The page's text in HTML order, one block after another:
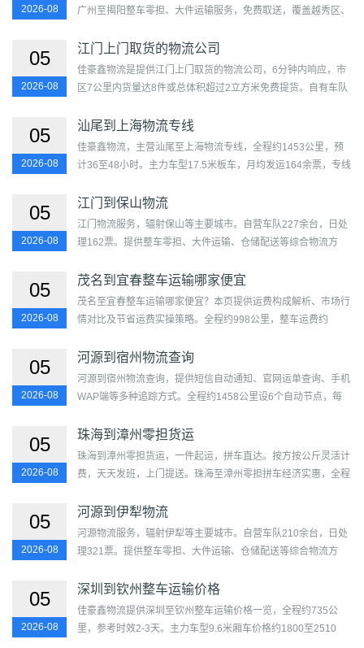
2026-08
广州至揭阳整车零担、大件运输服务，免费取送，覆盖越秀区、
区、...
05
2026-08
江门上门取货的物流公司
佳豪鑫物流是提供江门上门取货的物流公司，6分钟内响应，市
区7公里内货量达8件或总体积超过2立方米免费提货。自有车队
市...
05
2026-08
汕尾到上海物流专线
佳豪鑫物流，主营汕尾至上海物流专线，全程约1453公里，预
计36至48小时。主力车型17.5米板车，月均发运164余票，专线
区、徐...
05
2026-08
江门到保山物流
江门物流服务，辐射保山等主要城市。自营车队227余台，日处
理162票。提供整车零担、大件运输、仓储配送等综合物流方
市、...
05
2026-08
茂名到宜春整车运输哪家便宜
茂名至宜春整车运输哪家便宜？本页提供运费构成解析、市场行
情对比及节省运费实操策略。全程约998公里，整车运费约
宜市...
05
2026-08
河源到宿州物流查询
河源到宿州物流查询，提供短信自动通知、官网运单查询、手机
WAP端等多种追踪方式。全程约1458公里设6个自动节点，每
和平...
05
2026-08
珠海到漳州零担货运
珠海到漳州零担货运，一件起运，拼车直达。按方按公斤灵活计
费，天天发班，上门提送。珠海至漳州零担拼车经济实惠，全程
05
2026-08
河源到伊犁物流
河源物流服务，辐射伊犁等主要城市。自营车队210余台，日处
理321票。提供整车零担、大件运输、仓储配送等综合物流方
及...
05
2026-08
深圳到钦州整车运输价格
佳豪鑫物流提供深圳至钦州整车运输价格一览，全程约735公
里，参考时效2-3天。主力车型9.6米厢车价格约1800至2510